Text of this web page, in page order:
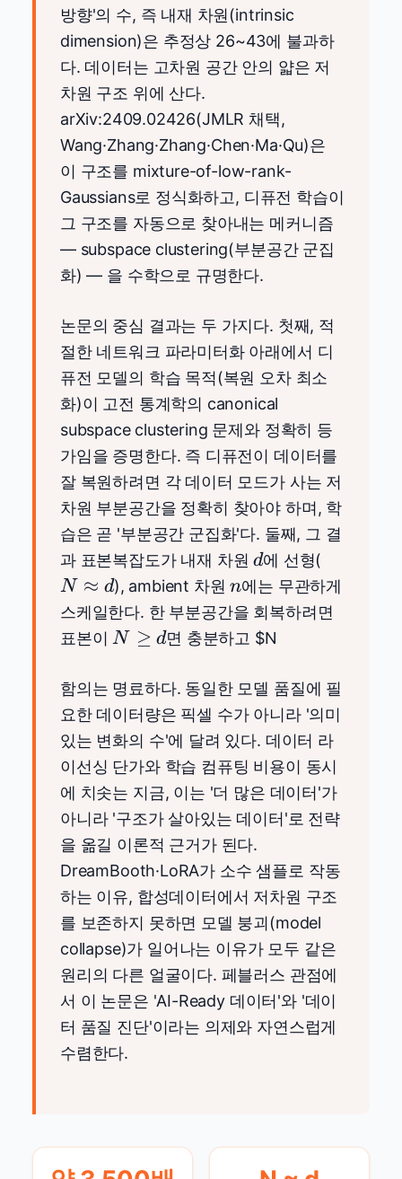
방향'의 수, 즉 내재 차원(intrinsic
dimension)은 추정상 26~43에 불과하
다. 데이터는 고차원 공간 안의 얇은 저
차원 구조 위에 산다.
arXiv:2409.02426(JMLR 채택,
Wang·Zhang·Zhang·Chen·Ma·Qu)은
이 구조를 mixture-of-low-rank-
Gaussians로 정식화하고, 디퓨전 학습이
그 구조를 자동으로 찾아내는 메커니즘
— subspace clustering(부분공간 군집
화) — 을 수학으로 규명한다.
논문의 중심 결과는 두 가지다. 첫째, 적
절한 네트워크 파라미터화 아래에서 디
퓨전 모델의 학습 목적(복원 오차 최소
화)이 고전 통계학의 canonical
subspace clustering 문제와 정확히 등
가임을 증명한다. 즉 디퓨전이 데이터를
잘 복원하려면 각 데이터 모드가 사는 저
차원 부분공간을 정확히 찾아야 하며, 학
습은 곧 '부분공간 군집화'다. 둘째, 그 결
과 표본복잡도가 내재 차원d
d에 선형(
d
N ≈ d), ambient 차원n
n에는 무관하게
스케일한다. 한 부분공간을 회복하려면
표본이N\ge
N ≥ d면 충분하고 $N
함의는 명료하다. 동일한 모델 품질에 필
요한 데이터량은 픽셀 수가 아니라 '의미
있는 변화의 수'에 달려 있다. 데이터 라
이선싱 단가와 학습 컴퓨팅 비용이 동시
에 치솟는 지금, 이는 '더 많은 데이터'가
아니라 '구조가 살아있는 데이터'로 전략
을 옮길 이론적 근거가 된다.
DreamBooth·LoRA가 소수 샘플로 작동
하는 이유, 합성데이터에서 저차원 구조
를 보존하지 못하면 모델 붕괴(model
collapse)가 일어나는 이유가 모두 같은
원리의 다른 얼굴이다. 페블러스 관점에
서 이 논문은 'AI-Ready 데이터'와 '데이
터 품질 진단'이라는 의제와 자연스럽게
수렴한다.